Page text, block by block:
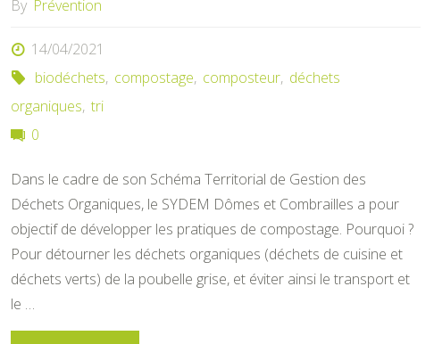
By Prévention
14/04/2021
biodéchets, compostage, composteur, déchets
organiques, tri
0
Dans le cadre de son Schéma Territorial de Gestion des
Déchets Organiques, le SYDEM Dômes et Combrailles a pour
objectif de développer les pratiques de compostage. Pourquoi ?
Pour détourner les déchets organiques (déchets de cuisine et
déchets verts) de la poubelle grise, et éviter ainsi le transport et
le …